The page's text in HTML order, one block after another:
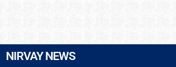
NIRVAY NEWS